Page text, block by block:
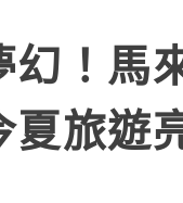
幻！馬
夏旅遊